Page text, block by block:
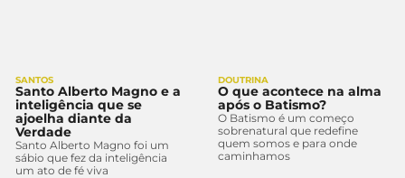
SANTOS
Santo Alberto Magno e a
inteligência que se
ajoelha diante da
Verdade
Santo Alberto Magno foi um
sábio que fez da inteligência
um ato de fé viva
DOUTRINA
O que acontece na alma
após o Batismo?
O Batismo é um começo
sobrenatural que redefine
quem somos e para onde
caminhamos